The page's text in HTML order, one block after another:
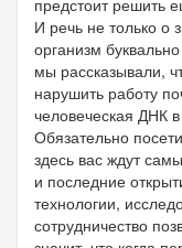
И речь не только о
организм
мы рассказывали,
нарушить работу
человеческая ДНК
Обязательно
здесь вас ждут
и последние
технологии,
сотрудничество